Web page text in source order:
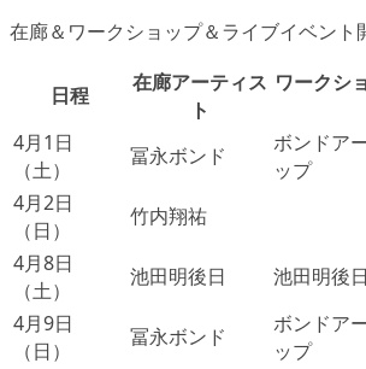
在廊＆ワークショップ＆ライブイベント
日程
在廊アーティス
ト
ワークシ
4月1日
（土）
冨永ボンド
ボンドア
ップ
4月2日
（日）
竹内翔祐
4月8日
（土）
池田明後日
池田明後
4月9日
（日）
冨永ボンド
ボンドア
ップ